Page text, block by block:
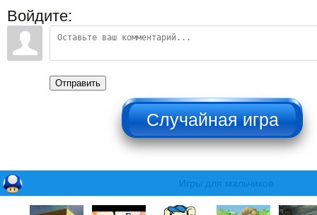
Войдите:
Отправить
НЕ НАЖИМАТЬ!!!
Игры для мальчиков